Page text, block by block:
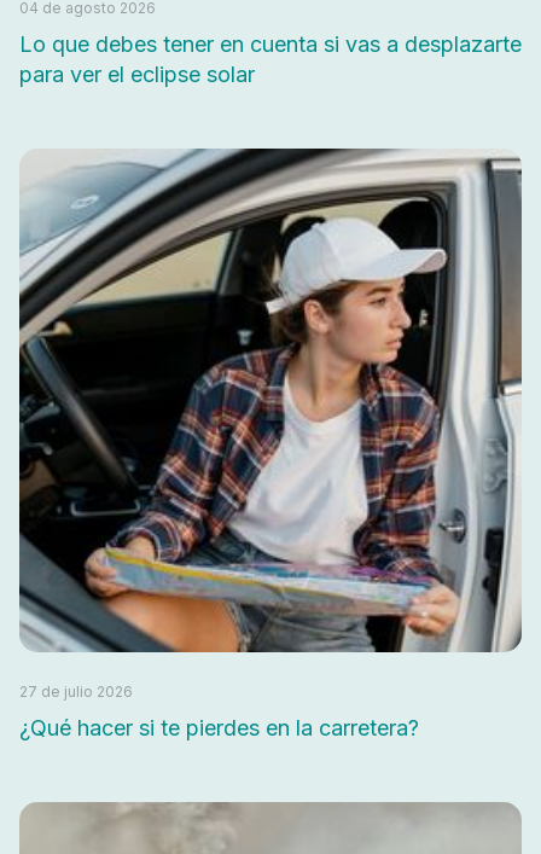
04 de agosto 2026
Lo que debes tener en cuenta si vas a desplazarte
para ver el eclipse solar
27 de julio 2026
¿Qué hacer si te pierdes en la carretera?